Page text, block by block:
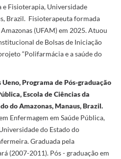
e Fisioterapia, Universidade
Brazil. Fisioterapeuta formada
(UFAM) em 2025. Atuou
de Bolsas de Iniciação
“Polifarmácia e a saúde do
Programa de Pós-graduação
Escola de Ciências da
do Amazonas, Manaus, Brazil.
Enfermagem em Saúde Pública,
do Estado do
Graduada pela
(2007-2011). Pós - graduação em